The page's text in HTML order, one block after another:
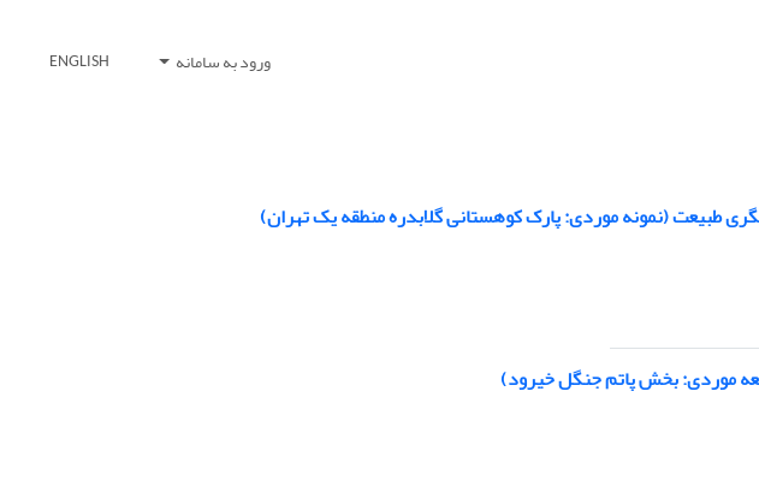
ورود به سامانه ENGLISH
طبیعت (نمونه موردی: پارک کوهستانی گلابدره منطقه یک تهران)
موردی: بخش پاتم جنگل خیرود)